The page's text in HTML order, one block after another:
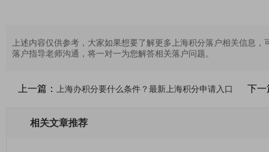
上述内容仅供参考，大家如果想要了解更多上海积分落户相关信息
落户指导老师沟通，将一对一为您解答相关落户问题。
上一篇： 上海办积分要什么条件？最新上海积分申请入口 下一
相关文章推荐